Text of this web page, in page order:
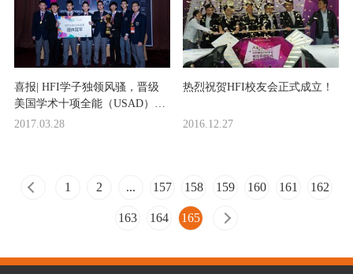
喜报| HFI学子独领风骚，晋级
美国学术十项全能（USAD）总
决赛！
2017.03.28
热烈祝贺HFI校友会正式成立！
2016.12.27
1 2 ... 157 158 159 160 161 162
163 164 165